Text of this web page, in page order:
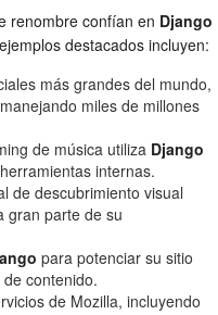
renombre confían en Django
destacados incluyen:
más grandes del mundo,
miles de millones
de música utiliza Django
internas.
de descubrimiento visual
gran parte de su
para potenciar su sitio
contenido.
de Mozilla, incluyendo